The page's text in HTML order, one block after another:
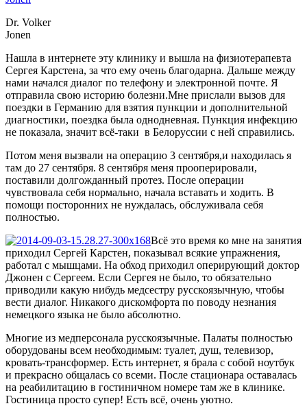
Dr. Volker
Jonen
Нашла в интернете эту клинику и вышла на физиотерапевта
Сергея Карстена, за что ему очень благодарна. Дальше между
нами начался диалог по телефону и электронной почте. Я
отправила свою историю болезни.Мне прислали вызов для
поездки в Германию для взятия пункции и дополнительной
диагностики, поездка была однодневная. Пункция инфекцию
не показала, значит всё-таки в Белоруссии с ней справились.
Потом меня вызвали на операцию 3 сентября,и находилась я
там до 27 сентября. 8 сентября меня прооперировали,
поставили долгожданный протез. После операции
чувствовала себя нормально, начала вставать и ходить. В
помощи посторонних не нуждалась, обслуживала себя
полностью.
Всё это время ко мне на занятия
приходил Сергей Карстен, показывал всякие упражнения,
работал с мышцами. На обход приходил оперирующий доктор
Джонен с Сергеем. Если Сергея не было, то обязательно
приводили какую нибудь медсестру русскоязычную, чтобы
вести диалог. Никакого дискомфорта по поводу незнания
немецкого языка не было абсолютно.
Многие из медперсонала русскоязычные. Палаты полностью
оборудованы всем необходимым: туалет, душ, телевизор,
кровать-трансформер. Есть интернет, я брала с собой ноутбук
и прекрасно общалась со всеми. После стационара оставалась
на реабилитацию в гостиничном номере там же в клинике.
Гостиница просто супер! Есть всё, очень уютно.